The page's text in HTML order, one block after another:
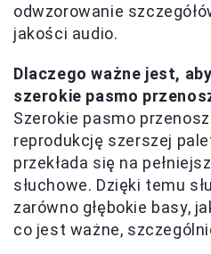
odwzorowanie
jakości audio.
Dlaczego ważne jest,
szerokie pasmo
Szerokie pasmo
reprodukcję szerszej
przekłada się na
słuchowe. Dzięki temu
zarówno głębokie basy,
co jest ważne,